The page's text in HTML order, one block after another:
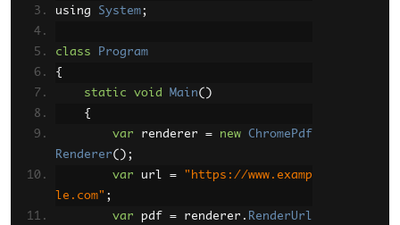
using System;
class
Program
{
static
void Main()
{
var renderer = new
ChromePdf
Renderer();
var url =
"https://www.examp
le.com" ;
var pdf = renderer . RenderUrl